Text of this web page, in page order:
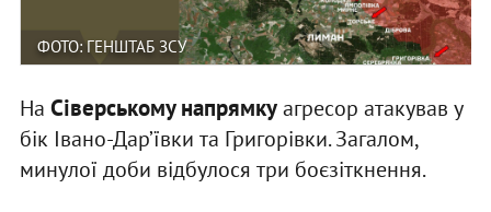
ФОТО: ГЕНШТАБ ЗСУ
На Сіверському напрямкуагресор атакував у
бік Івано-Дар’ївки та Григорівки. Загалом,
минулої доби відбулося три боєзіткнення.